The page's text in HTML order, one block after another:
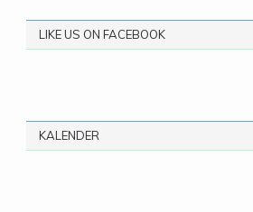
LIKE US ON FACEBOOK
KALENDER